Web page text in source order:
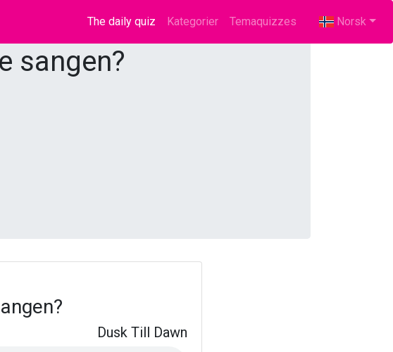
The daily quiz (current)
Kategorier Temaquizzes Norsk
sangen?
Dusk Till Dawn